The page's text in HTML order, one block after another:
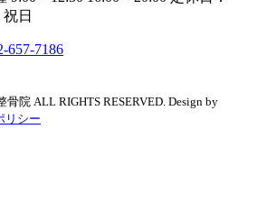
院 ALL RIGHTS RESERVED. Design by
リシー